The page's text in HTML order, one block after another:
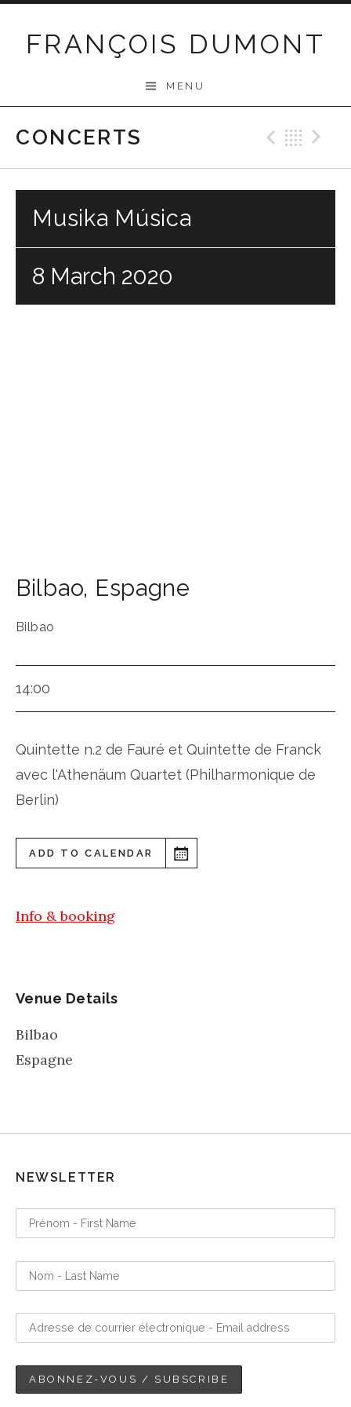
FRANÇOIS DUMONT
MENU
CONCERTS
Musika Música
8 March 2020
Bilbao, Espagne
Bilbao
14:00
Quintette n.2 de Fauré et Quintette de Franck
avec l'Athenäum Quartet (Philharmonique de
Berlin)
ADD TO CALENDAR
Info & booking
Venue Details
Bilbao
Espagne
NEWSLETTER